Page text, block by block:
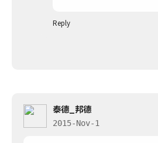
Reply
泰德_邦德
2015-Nov-1